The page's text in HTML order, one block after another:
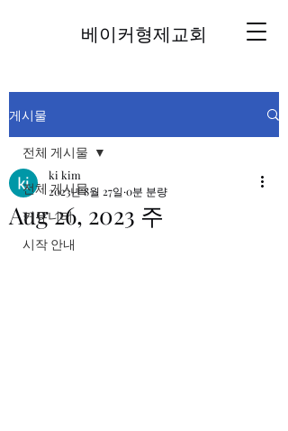
베이커형제교회
게시물
전체 게시물
커뮤니티
시작 안내
전체 게시물
Aug 26, 2023 주
ki kim
2023년 8월 27일 0분 분량